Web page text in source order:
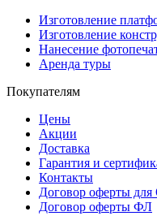
Изготовление
Изготовление
Нанесение
Аренда туры
Покупателям
Цены
Акции
Доставка
Гарантия и
Контакты
Договор оферты
Договор оферты ФЛ